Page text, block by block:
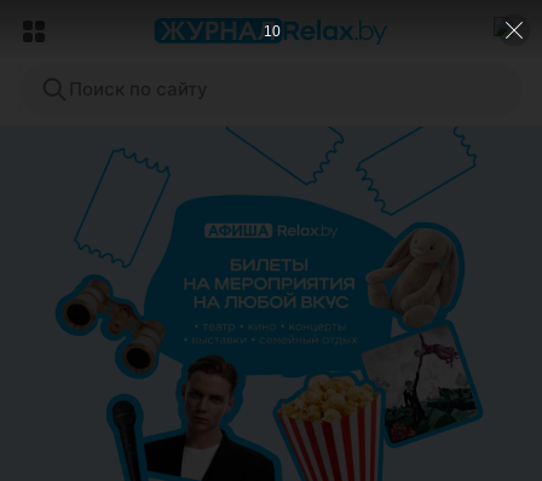
ЭФФЕКТИВНАЯ РЕКЛАМА НА САЙТЕ
8